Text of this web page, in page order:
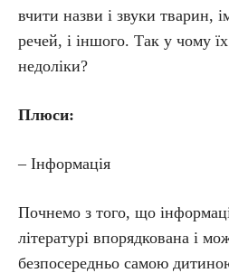
вчити назви і звуки тварин,
речей, і іншого. Так у чому
недоліки?
Плюси:
– Інформація
Почнемо з того, що
літературі впорядкована і
безпосередньо самою